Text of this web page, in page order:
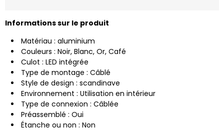
Informations sur le produit
Matériau : aluminium
Couleurs : Noir, Blanc, Or, Café
Culot : LED intégrée
Type de montage : Câblé
Style de design : scandinave
Environnement : Utilisation en intérieur
Type de connexion : Câblée
Préassemblé : Oui
Étanche ou non : Non